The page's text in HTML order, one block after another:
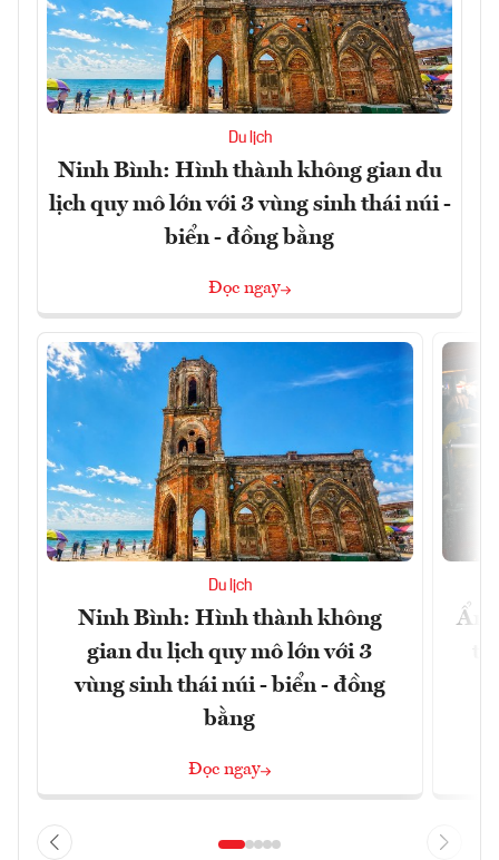
Du lịch
Ninh Bình: Hình thành không gian du
lịch quy mô lớn với 3 vùng sinh thái núi -
biển - đồng bằng
Đọc ngay
Du lịch
Ninh Bình: Hình thành không
gian du lịch quy mô lớn với 3
vùng sinh thái núi - biển - đồng
bằng
Đọc ngay
Ẩm